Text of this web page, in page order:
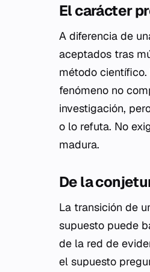
El carácter
A diferencia de
aceptados tras
método
fenómeno no
investigación,
o lo refuta. No
madura.
De la
La transición de
supuesto puede
de la red de
el supuesto